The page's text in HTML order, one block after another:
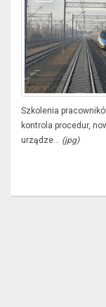
Szkolenia
kontrola procedur,
urządze... (jpg)